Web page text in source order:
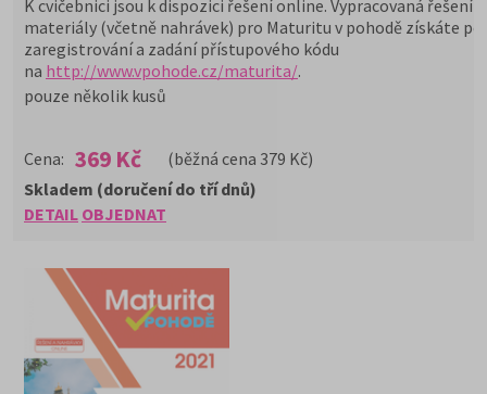
K cvičebnici jsou k dispozici řešení online. Vypracovaná řešení
materiály (včetně nahrávek) pro Maturitu v pohodě získáte po
zaregistrování a zadání přístupového kódu
na http://www.vpohode.cz/maturita/.
pouze několik kusů
Cena: 369 Kč (běžná cena 379 Kč)
DETAIL OBJEDNAT
Skladem (doručení do tří dnů)